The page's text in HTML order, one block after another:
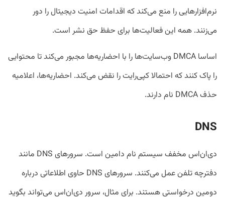
نرم‌افزارهایی را منع می‌کند که اقدامات امنیت دیجیتال را دور
می‌زنند. همه این فعالیت‌ها برای حفظ حق نشر است.
اساسا DMCA وب‌سایت‌ها را با احضاریه‌ها مجبور می‌کند تا محتوایی
را پاک کنند که احتمالا کپی‌رایت را نقض می‌کند. احضاریه‌ها، اعلامیه‌
حذف DMCA نام دارند.
DNS
دی‌ان‌اس مخفف سیستم نام دامین است. سرورهای DNS مانند
دفترچه تلفن عمل می‌کنند. سرورهای DNS حاوی اطلاعاتی درباره
دومین درخواستی هستند. برای مثال، سرور دی‌ان‌اس می‌تواند بگوید